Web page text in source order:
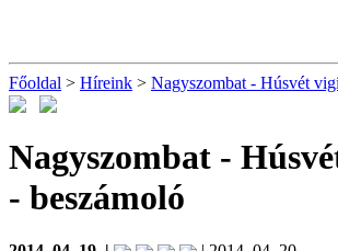
Főoldal > Híreink > Nagyszombat - Húsvét
Nagyszombat -
- beszámoló